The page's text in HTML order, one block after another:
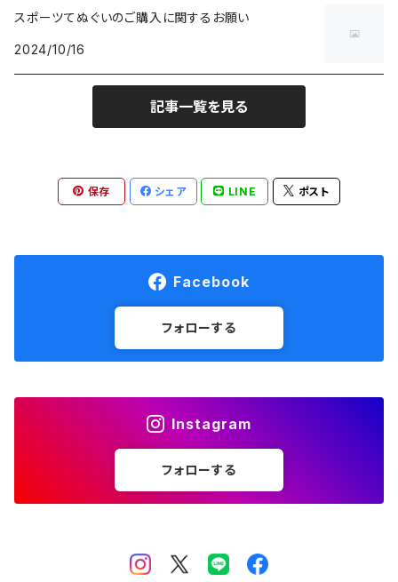
finetrack
スポーツてぬぐいのご購入に関するお願い
2024/10/16
記事一覧を見る
保存 シェア LINE ポスト
Facebook
フォローする
Instagram
フォローする